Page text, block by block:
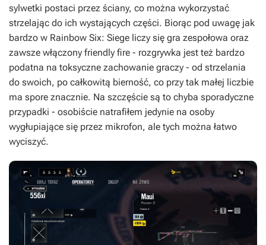
sylwetki postaci przez ściany, co można wykorzystać
strzelając do ich wystających części. Biorąc pod uwagę jak
bardzo w Rainbow Six: Siege liczy się gra zespołowa oraz
zawsze włączony friendly fire - rozgrywka jest też bardzo
podatna na toksyczne zachowanie graczy - od strzelania
do swoich, po całkowitą bierność, co przy tak małej liczbie
ma spore znacznie. Na szczęście są to chyba sporadyczne
przypadki - osobiście natrafiłem jedynie na osoby
wygłupiające się przez mikrofon, ale tych można łatwo
wyciszyć.